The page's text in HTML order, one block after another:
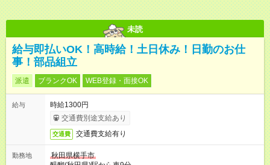
未読
給与即払いOK！高時給！土日休み！日勤のお仕
事！部品組立
派遣 ブランクOK WEB登録・面接OK
給与
時給1300円
交通費別途支給あり
交通費 交通費支給有り
勤務地
秋田県横手市